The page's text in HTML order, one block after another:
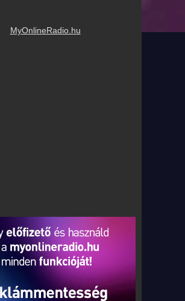
MyOnlineRadio.hu